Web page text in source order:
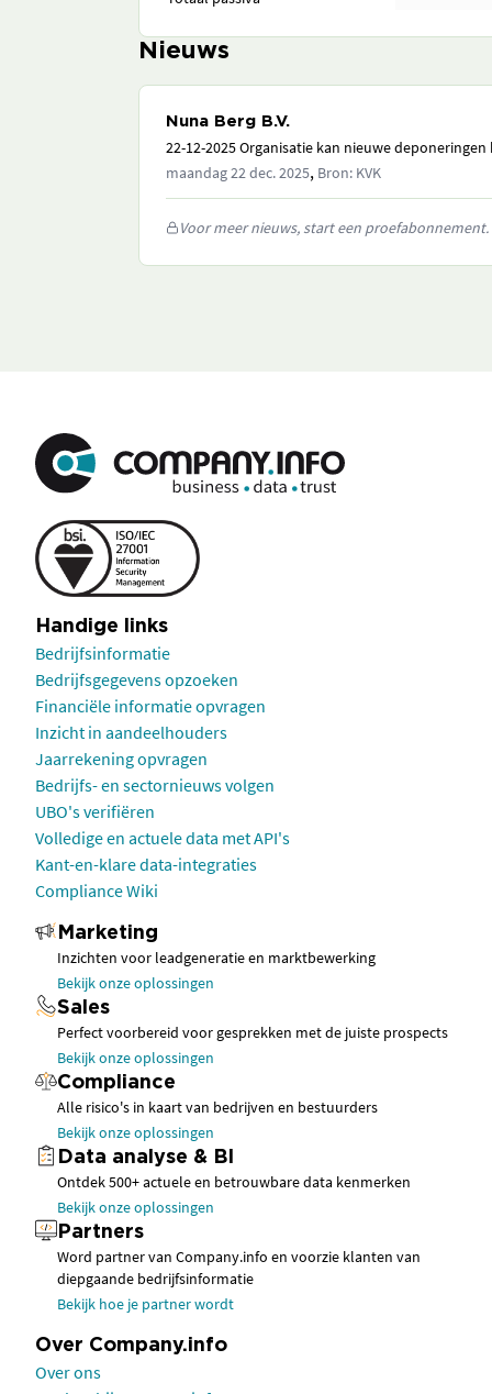
Nieuws
Nuna Berg B.V.
22-12-2025 Organisatie kan nieuwe
maandag 22 dec. 2025, Bron: KVK
Voor meer nieuws, start een proefabonnement.
Handige links
Bedrijfsinformatie
Bedrijfsgegevens opzoeken
Financiële informatie opvragen
Inzicht in aandeelhouders
Jaarrekening opvragen
Bedrijfs- en sectornieuws volgen
UBO's verifiëren
Volledige en actuele data met API's
Kant-en-klare data-integraties
Compliance Wiki
Marketing
Inzichten voor leadgeneratie en marktbewerking
Bekijk onze oplossingen
Sales
Perfect voorbereid voor gesprekken met de juiste prospects
Bekijk onze oplossingen
Compliance
Alle risico's in kaart van bedrijven en bestuurders
Bekijk onze oplossingen
Data analyse & BI
Ontdek 500+ actuele en betrouwbare data kenmerken
Bekijk onze oplossingen
Partners
Word partner van Company.info en voorzie klanten van
diepgaande bedrijfsinformatie
Bekijk hoe je partner wordt
Over Company.info
Over ons